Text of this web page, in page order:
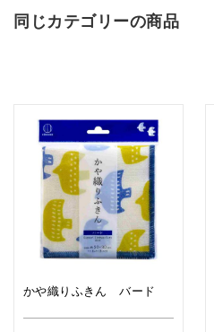
同じカテゴリーの商品
かや織りふきん バード